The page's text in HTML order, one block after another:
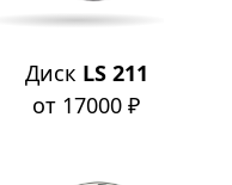
Диск LS 211
от 17000 ₽